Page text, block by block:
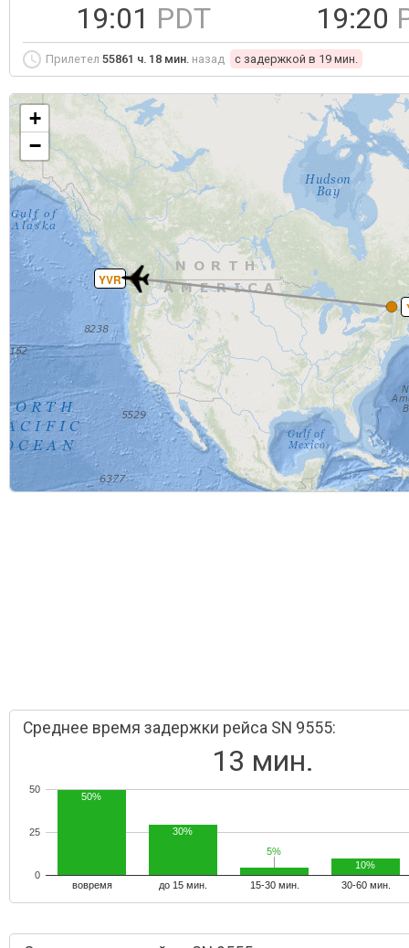
19:01 PDT 19:20
Прилетел 55861 ч. 18 мин. назад c задержкой в 19 мин.
YVR
+
−
Среднее время задержки рейса SN 9555:
13 мин.
вовремя до 15 мин. 15-30 мин. 30-60 мин.
0
25
50
50%
30%
5%
5%
10%